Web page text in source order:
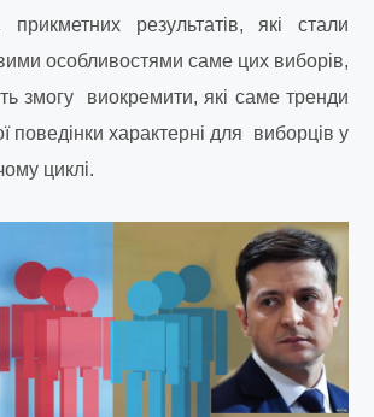
прикметних результатів, які стали
особливостями саме цих виборів,
змогу виокремити, які саме тренди
поведінки характерні для виборців у
циклі.